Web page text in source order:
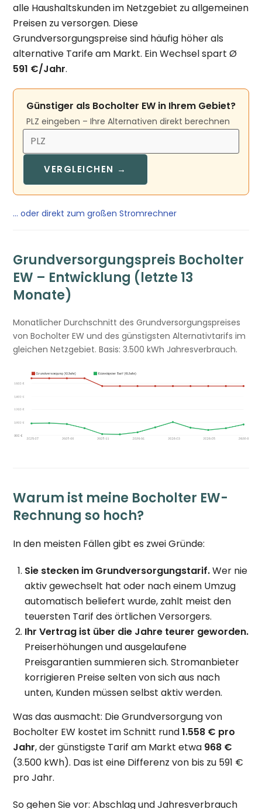
alle Haushaltskunden im Netzgebiet zu allgemeinen
Preisen zu versorgen. Diese
Grundversorgungspreise sind häufig höher als
alternative Tarife am Markt. Ein Wechsel spart Ø
591 €/Jahr.
Günstiger als Bocholter EW in Ihrem Gebiet?
PLZ eingeben – Ihre Alternativen direkt berechnen
VERGLEICHEN →
… oder direkt zum großen Stromrechner
Grundversorgungspreis Bocholter
EW – Entwicklung (letzte 13
Monate)
Monatlicher Durchschnitt des Grundversorgungspreises
von Bocholter EW und des günstigsten Alternativtarifs im
gleichen Netzgebiet. Basis: 3.500 kWh Jahresverbrauch.
Warum ist meine Bocholter EW-
Rechnung so hoch?
In den meisten Fällen gibt es zwei Gründe:
Sie stecken im Grundversorgungstarif.Wer nie
aktiv gewechselt hat oder nach einem Umzug
automatisch beliefert wurde, zahlt meist den
teuersten Tarif des örtlichen Versorgers.
Ihr Vertrag ist über die Jahre teurer geworden.
Preiserhöhungen und ausgelaufene
Preisgarantien summieren sich. Stromanbieter
korrigieren Preise selten von sich aus nach
unten, Kunden müssen selbst aktiv werden.
Was das ausmacht: Die Grundversorgung von
Bocholter EW kostet im Schnitt rund1.558 € pro
Jahr, der günstigste Tarif am Markt etwa 968 €
(3.500 kWh). Das ist eine Differenz von bis zu 591 €
pro Jahr.
So gehen Sie vor: Abschlag und Jahresverbrauch